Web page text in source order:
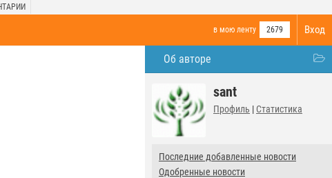
Вход
в мою ленту 2679
Об авторе
sant
Профиль | Статистика
Последние добавленные новости
Одобренные новости